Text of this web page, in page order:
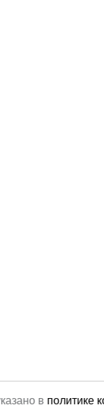
в политике